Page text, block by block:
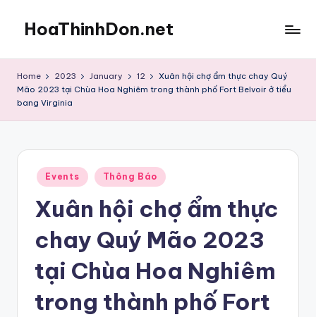
content
HoaThinhDon.net
in
Washington
Home 2023 January 12
Xuân hội chợ ẩm thực chay Quý
Mão 2023 tại Chùa Hoa Nghiêm trong thành phố Fort Belvoir ở tiểu
bang Virginia
Posted
in
Events Thông Báo
Xuân hội chợ ẩm thực
chay Quý Mão 2023
tại Chùa Hoa Nghiêm
trong thành phố Fort